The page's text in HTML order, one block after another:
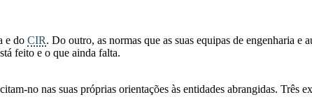
e do CIR. Do outro, as normas que as suas equipas de engenharia
feito e o que ainda falta.
no nas suas próprias orientações às entidades abrangidas. Três